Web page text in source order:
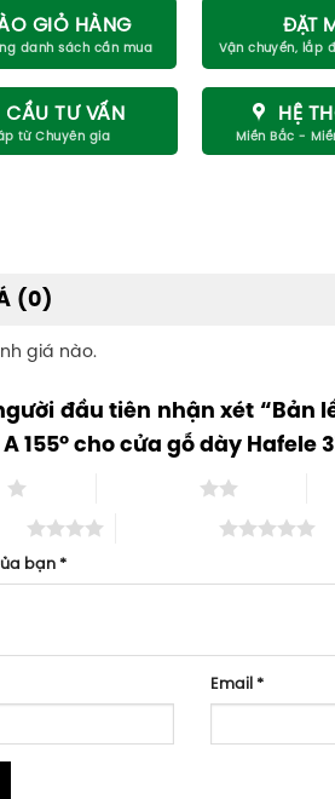
GIỎ HÀNG ĐẶT
CẦU TƯ VẤN HỆ
(0)
giá nào.
đầu tiên nhận xét “Bản
155° cho cửa gỗ dày Hafele
bạn*
Email*